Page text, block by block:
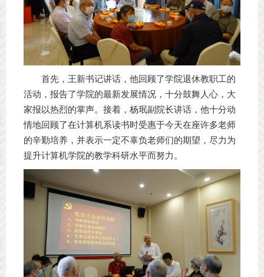
首先，王新书记讲话，他回顾了学院退休教职工的
活动，报告了学院的最新发展情况，十分鼓舞人心，大
家报以热烈的掌声。接着，杨珉副院长讲话，他十分动
情地回顾了在计算机系读书时受惠于今天在座许多老师
的辛勤培养，并表示一定不辜负老师们的期望，尽力为
提升计算机学院的教学科研水平而努力。